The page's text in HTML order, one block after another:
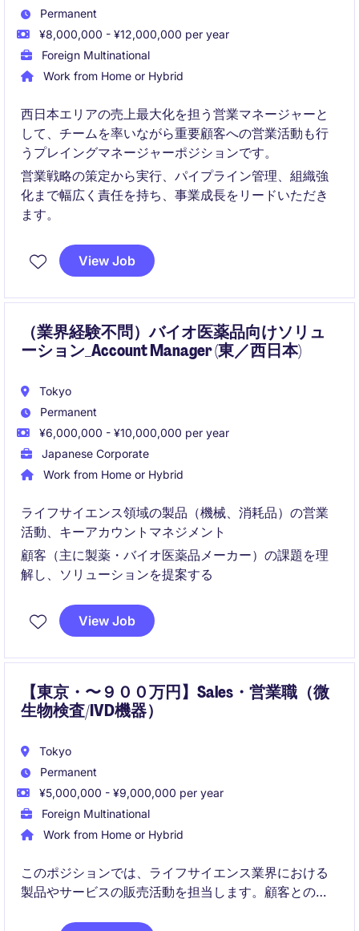
Permanent
¥8,000,000 - ¥12,000,000 per year
Foreign Multinational
Work from Home or Hybrid
西日本エリアの売上最大化を担う営業マネージャーと
して、チームを率いながら重要顧客への営業活動も行
うプレイングマネージャーポジションです。
営業戦略の策定から実行、パイプライン管理、組織強
化まで幅広く責任を持ち、事業成長をリードいただき
ます。
View Job
（業界経験不問）バイオ医薬品向けソリュ
ーション_Account Manager (東／西日本)
Tokyo
Permanent
¥6,000,000 - ¥10,000,000 per year
Japanese Corporate
Work from Home or Hybrid
ライフサイエンス領域の製品（機械、消耗品）の営業
活動、キーアカウントマネジメント
顧客（主に製薬・バイオ医薬品メーカー）の課題を理
解し、ソリューションを提案する
View Job
【東京・〜９００万円】Sales・営業職（微
生物検査/IVD機器）
Tokyo
Permanent
¥5,000,000 - ¥9,000,000 per year
Foreign Multinational
Work from Home or Hybrid
このポジションでは、ライフサイエンス業界における
製品やサービスの販売活動を担当します。顧客との関